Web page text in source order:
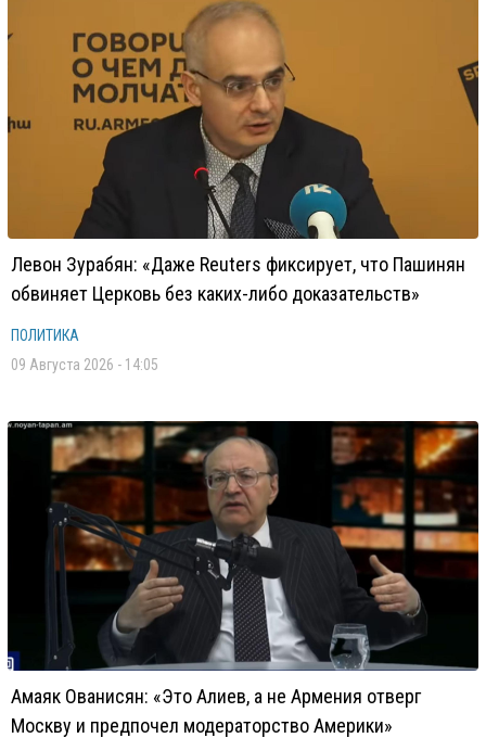
Левон Зурабян: «Даже Reuters фиксирует, что Пашинян
обвиняет Церковь без каких-либо доказательств»
ПОЛИТИКА
09 Августа 2026 - 14:05
Амаяк Ованисян: «Это Алиев, а не Армения отверг
Москву и предпочел модераторство Америки»